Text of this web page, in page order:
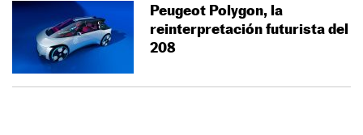
Peugeot Polygon, la
reinterpretación futurista del
208